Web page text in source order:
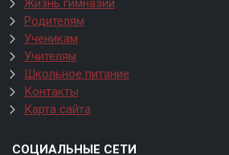
Жизнь гимназии
Родителям
Ученикам
Учителям
Школьное питание
Контакты
Карта сайта
СОЦИАЛЬНЫЕ СЕТИ